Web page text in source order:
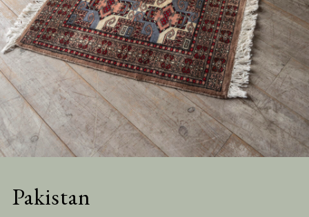
Pakistan